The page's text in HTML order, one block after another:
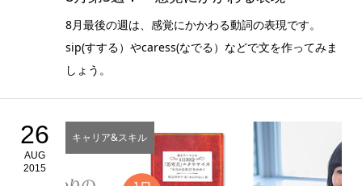
8月最後の週は、感覚にかかわる動詞の表現です。
sip(すする）やcaress(なでる）などで文を作ってみま
しょう。
26
AUG
2015
キャリア&スキル